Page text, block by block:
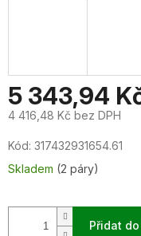
5 343,94
4 416,48 Kč bez DPH
cena:
Kód: 317432931654.61
Skladem (2 páry)
Přidat